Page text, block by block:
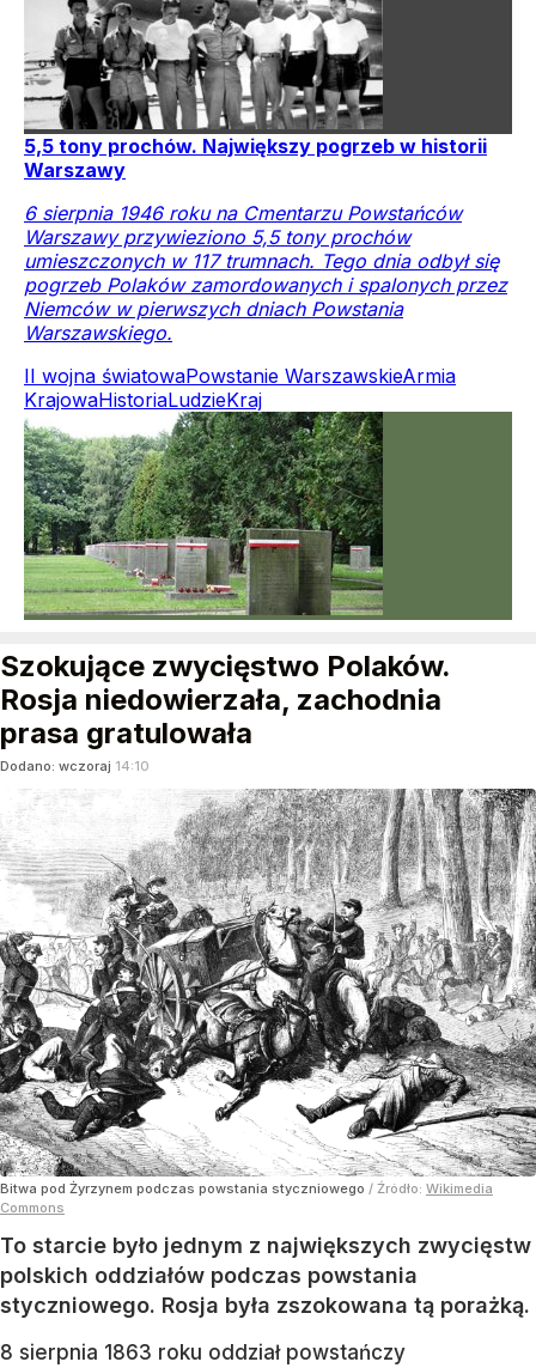
5,5 tony prochów. Największy pogrzeb w historii
Warszawy
6 sierpnia 1946 roku na Cmentarzu Powstańców
Warszawy przywieziono 5,5 tony prochów
umieszczonych w 117 trumnach. Tego dnia odbył się
pogrzeb Polaków zamordowanych i spalonych przez
Niemców w pierwszych dniach Powstania
Warszawskiego.
II wojna światowaPowstanie WarszawskieArmia
KrajowaHistoriaLudzieKraj
Szokujące zwycięstwo Polaków.
Rosja niedowierzała, zachodnia
prasa gratulowała
Dodano: wczoraj 14:10
Bitwa pod Żyrzynem podczas powstania styczniowego / Źródło: Wikimedia
Commons
To starcie było jednym z największych zwycięstw
polskich oddziałów podczas powstania
styczniowego. Rosja była zszokowana tą porażką.
8 sierpnia 1863 roku oddział powstańczy